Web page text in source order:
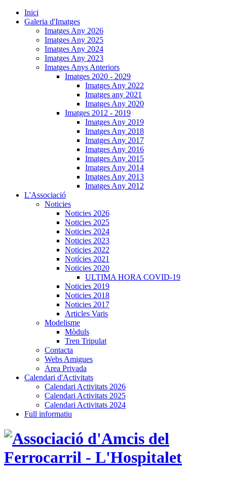
Inici
Galeria d'Imatges
Imatges Any 2026
Imatges Any 2025
Imatges Any 2024
Imatges Any 2023
Imatges Anys Anteriors
Imatges 2020 - 2029
Imatges Any 2022
Imatges any 2021
Imatges Any 2020
Imatges 2012 - 2019
Imatges Any 2019
Imatges Any 2018
Imatges Any 2017
Imatges Any 2016
Imatges Any 2015
Imatges Any 2014
Imatges Any 2013
Imatges Any 2012
L'Associació
Noticies
Noticies 2026
Noticies 2025
Noticies 2024
Noticies 2023
Noticies 2022
Notícies 2021
Noticies 2020
ULTIMA HORA COVID-19
Noticies 2019
Noticies 2018
Noticies 2017
Articles Varis
Modelisme
Mòduls
Tren Tripulat
Contacta
Webs Amigues
Area Privada
Calendari d'Activitats
Calendari Activitats 2026
Calendari Activitats 2025
Calendari Activitats 2024
Full informatiu